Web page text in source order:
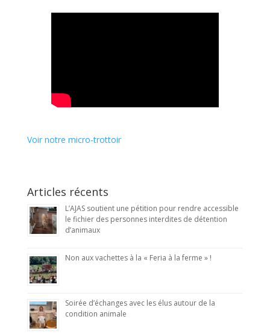
Voir notre micro-trottoir
Articles récents
L’AJAS soutient une pétition pour rendre accessible
le fichier des personnes interdites de détention
d’animaux
Non aux vachettes à la « Feria à la ferme » !
Soirée d’échanges avec les élus autour de la
condition animale